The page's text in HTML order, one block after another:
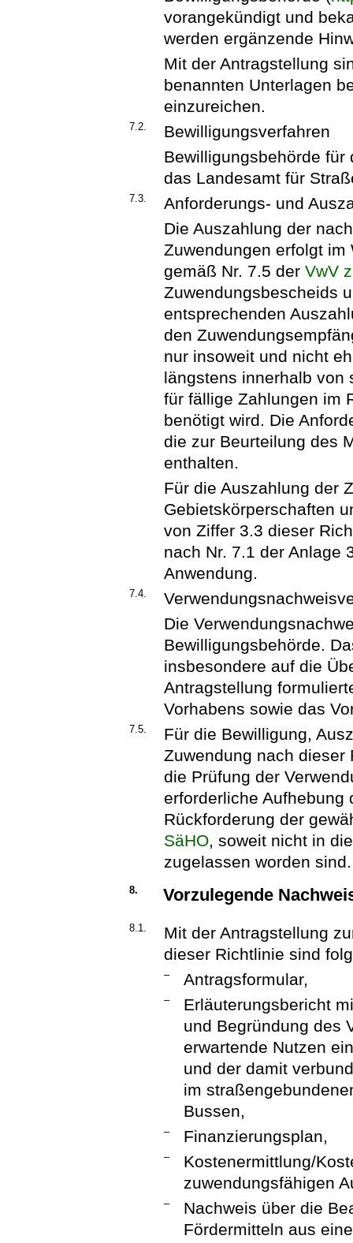
vorangekündigt und
werden ergänzende
Mit der Antragstellung
benannten Unterlagen
einzureichen.
7.2.
Bewilligungsverfahren
Bewilligungsbehörde
das Landesamt für
7.3.
Anforderungs- und
Die Auszahlung der
Zuwendungen erfolgt
gemäß Nr. 7.5 derVwV
Zuwendungsbescheids
entsprechenden
den
nur insoweit und nicht
längstens innerhalb von
für fällige Zahlungen im
benötigt wird. Die
die zur Beurteilung des
enthalten.
Für die Auszahlung der
Gebietskörperschaften
von Ziffer 3.3 dieser
nach Nr. 7.1 der Anlage
Anwendung.
7.4.
Die
Bewilligungsbehörde.
insbesondere auf die
Antragstellung
Vorhabens sowie das
7.5.
Für die Bewilligung,
Zuwendung nach dieser
die Prüfung der
erforderliche Aufhebung
Rückforderung der
SäHO, soweit nicht in
zugelassen worden sind.
8. Vorzulegende
8.1.
Mit der Antragstellung
dieser Richtlinie sind
– Antragsformular,
–
Erläuterungsbericht
und Begründung des
erwartende Nutzen
und der damit
im
Bussen,
– Finanzierungsplan,
–
Kostenermittlung/
zuwendungsfähigen
–
Nachweis über die
Fördermitteln aus